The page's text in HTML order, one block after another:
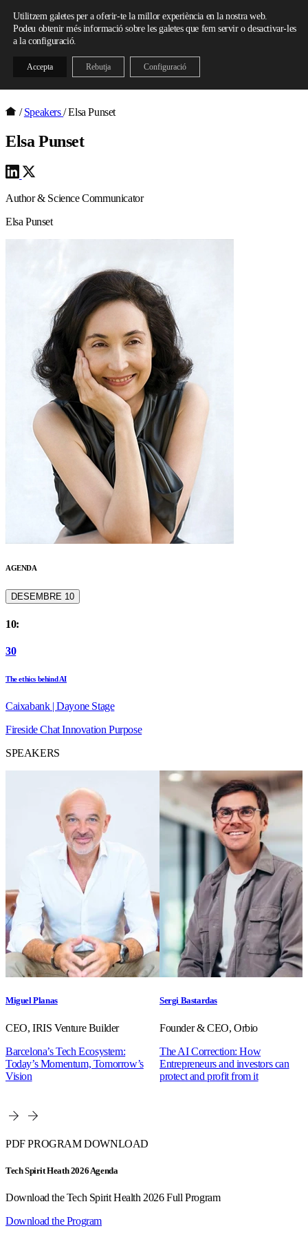
Skip to content
/ Speakers/ Elsa Punset
Elsa Punset
Author & Science Communicator
Elsa Punset
AGENDA
DESEMBRE 10
10:
30
The ethics behind AI
Caixabank | Dayone Stage
Fireside ChatInnovationPurpose
SPEAKERS
Miguel Planas
CEO, IRIS Venture Builder
Barcelona’s Tech Ecosystem:
Today’s Momentum, Tomorrow’s
Vision
Sergi Bastardas
Founder & CEO, Orbio
The AI Correction: How
Entrepreneurs and investors can
protect and profit from it
PDF PROGRAM DOWNLOAD
Tech Spirit Heath 2026 Agenda
Download the Tech Spirit Health 2026 Full Program
Download the Program
Utilitzem galetes per a oferir-te la millor experiència en la nostra web.
Podeu obtenir més informació sobre les galetes que fem servir o desactivar-les
a la configuració.
Accepta Rebutja Configuració